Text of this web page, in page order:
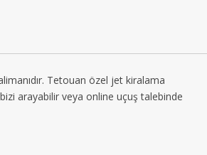
Tetouan özel jet kiralama
arayabilir veya online uçuş talebinde